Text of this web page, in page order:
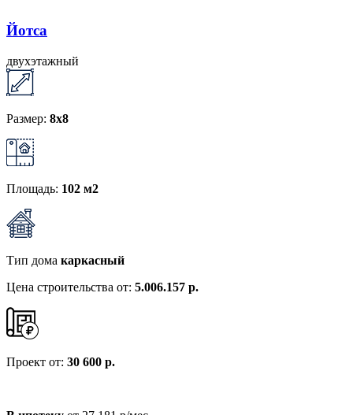
Йотса
двухэтажный
Размер: 8х8
Площадь: 102 м2
Тип дома каркасный
Цена строительства от: 5.006.157 р.
Проект от: 30 600 р.